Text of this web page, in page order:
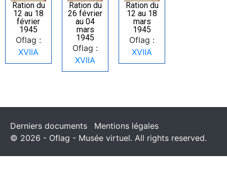
Ration du
12 au 18
février
1945
Oflag :
XVIIA
Ration du
26 février
au 04
mars
1945
Oflag :
XVIIA
Ration du
12 au 18
mars
1945
Oflag :
XVIIA
Derniers documents
Mentions légales
© 2026 - Oflag - Musée virtuel. All rights reserved.